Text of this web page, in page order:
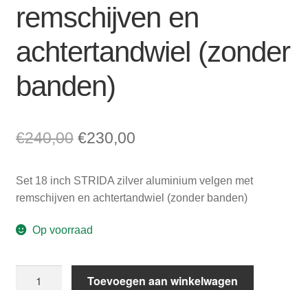
remschijven en
achtertandwiel (zonder
banden)
€240,00 Oorspronkelijke
was:
€230,00Huidige
is:
Set 18 inch STRIDA zilver aluminium velgen met
remschijven en achtertandwiel (zonder banden)
Op voorraad
Toevoegen aan winkelwagen